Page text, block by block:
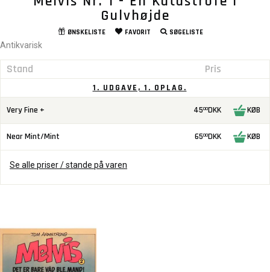
Gulvhøjde
ØNSKELISTE FAVORIT SØGELISTE
Antikvarisk
Stand Pris
1. UDGAVE, 1. OPLAG.
Very Fine + 4500DKK KØB
Near Mint/Mint 6500DKK KØB
Se alle priser / stande på varen